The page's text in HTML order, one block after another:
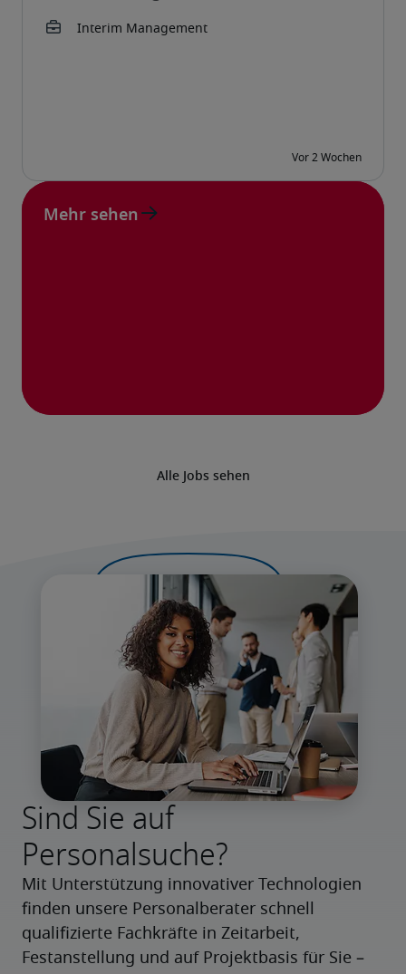
Alle Jobs sehen
Mehr sehen
Sind Sie auf
Personalsuche?
Mit Unterstützung innovativer Technologien
finden unsere Personalberater schnell
qualifizierte Fachkräfte in Zeitarbeit,
Festanstellung und auf Projektbasis für Sie –